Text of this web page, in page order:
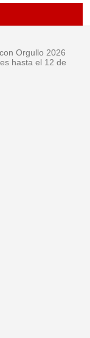
Orgullo 2026
hasta el 12 de